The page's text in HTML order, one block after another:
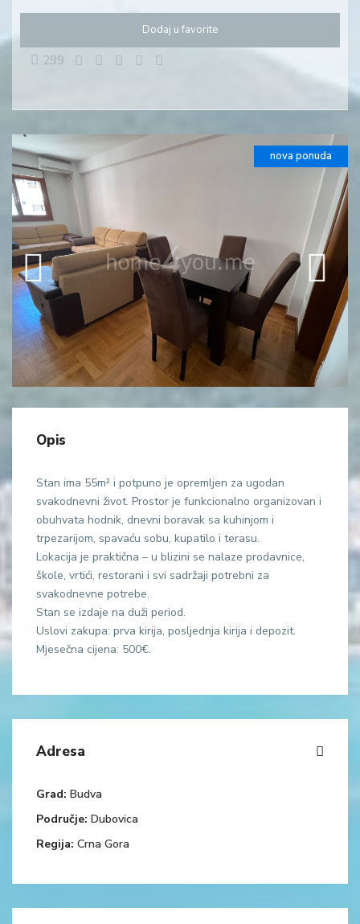
Dodaj u favorite
299
nova ponuda
Opis
Stan ima 55m² i potpuno je opremljen za ugodan
svakodnevni život. Prostor je funkcionalno organizovan i
obuhvata hodnik, dnevni boravak sa kuhinjom i
trpezarijom, spavaću sobu, kupatilo i terasu.
Lokacija je praktična – u blizini se nalaze prodavnice,
škole, vrtići, restorani i svi sadržaji potrebni za
svakodnevne potrebe.
Stan se izdaje na duži period.
Uslovi zakupa: prva kirija, posljednja kirija i depozit.
Mjesečna cijena: 500€.
Adresa
Grad: Budva
Područje: Dubovica
Regija: Crna Gora